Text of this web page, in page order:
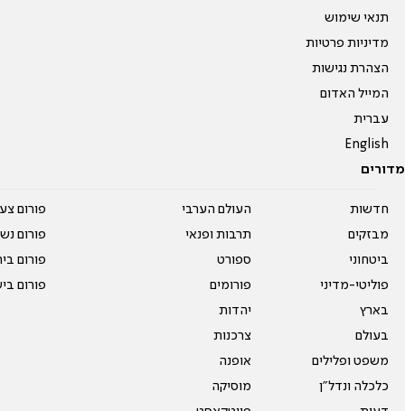
תנאי שימוש
מדיניות פרטיות
הצהרת נגישות
המייל האדום
עברית
English
מדורים
חדשות
מבזקים
ביטחוני
פוליטי-מדיני
בארץ
בעולם
משפט ופלילים
כלכלה ונדל"ן
העולם הערבי
תרבות ופנאי
ספורט
פורומים
יהדות
צרכנות
אופנה
מוסיקה
פורום
פורום
פורום
פורום